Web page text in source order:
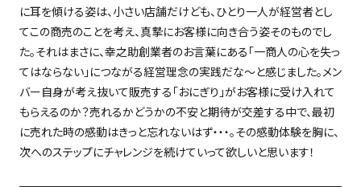
に耳を傾ける姿は、小さい店舗だけども、ひとり一人が経営者とし
てこの商売のことを考え、真摯にお客様に向き合う姿そのものでし
た。それはまさに、幸之助創業者のお言葉にある「一商人の心を失っ
てはならない」につながる経営理念の実践だな～と感じました。メン
バー自身が考え抜いて販売する「おにぎり」がお客様に受け入れて
もらえるのか？売れるかどうかの不安と期待が交差する中で、最初
に売れた時の感動はきっと忘れないはず・・・。その感動体験を胸に、
次へのステップにチャレンジを続けていって欲しいと思います！